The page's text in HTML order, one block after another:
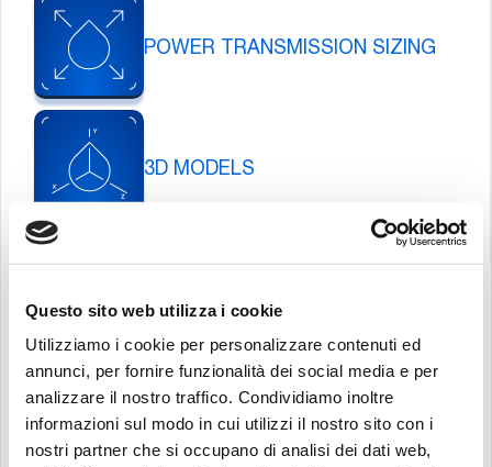
Questo sito web utilizza i cookie
Utilizziamo i cookie per personalizzare contenuti ed
annunci, per fornire funzionalità dei social media e per
analizzare il nostro traffico. Condividiamo inoltre
informazioni sul modo in cui utilizzi il nostro sito con i
nostri partner che si occupano di analisi dei dati web,
POWER TRANSMISSION SIZING
3D MODELS